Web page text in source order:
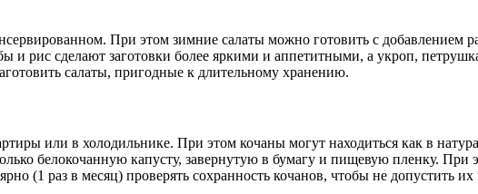
При этом зимние салаты можно готовить с
и рис сделают заготовки более яркими и аппетитными, а укроп,
салаты, пригодные к длительному хранению.
или в холодильнике. При этом кочаны могут находиться как в
белокочанную капусту, завернутую в бумагу и пищевую пленку. При
(1 раз в месяц) проверять сохранность кочанов, чтобы не допустить